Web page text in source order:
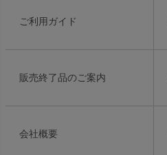
ご利用ガイド
販売終了品のご案内
会社概要